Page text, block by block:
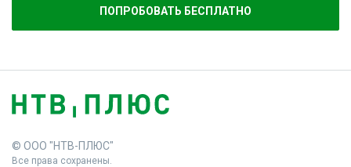
ПОПРОБОВАТЬ БЕСПЛАТНО
© ООО "НТВ-ПЛЮС"
Все права сохранены.